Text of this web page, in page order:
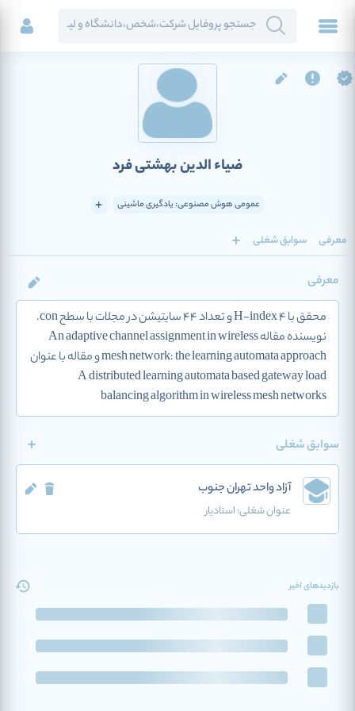
ضیاء الدین بهشتی فرد
عمومی هوش مصنوعی: یادگیری ماشینی
معرفی سوابق شغلی
معرفی
محقق با H-index 4 و تعداد 44 سایتیشن در مجلات با سطح con.
نویسنده مقاله An adaptive channel assignment in wireless
mesh network: the learning automata approach و مقاله با عنوان
A distributed learning automata based gateway load
balancing algorithm in wireless mesh networks
سوابق شغلی
آزاد واحد تهران جنوب
عنوان شغلی:استادیار
بازدیدهای اخیر